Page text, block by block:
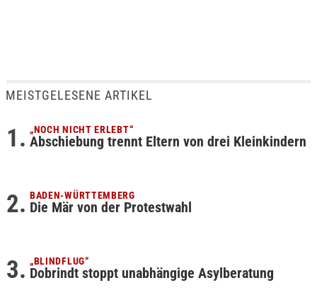
MEISTGELESENE ARTIKEL
„NOCH NICHT ERLEBT“
Abschiebung trennt Eltern von drei Kleinkindern
BADEN-WÜRTTEMBERG
Die Mär von der Protestwahl
„BLINDFLUG“
Dobrindt stoppt unabhängige Asylberatung